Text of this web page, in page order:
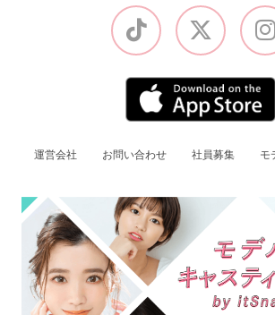
運営会社 お問い合わせ 社員募集 モ